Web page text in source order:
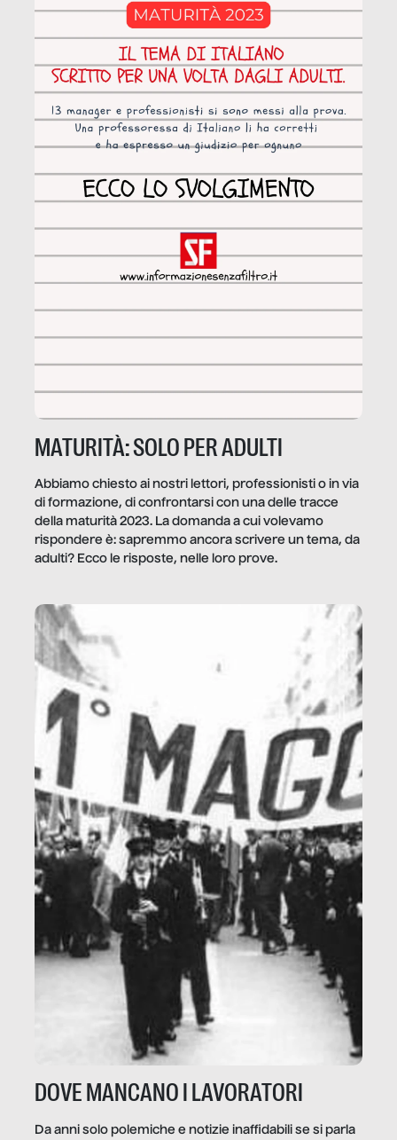
MATURITÀ: SOLO PER ADULTI
Abbiamo chiesto ai nostri lettori, professionisti o in via
di formazione, di confrontarsi con una delle tracce
della maturità 2023. La domanda a cui volevamo
rispondere è: sapremmo ancora scrivere un tema, da
adulti? Ecco le risposte, nelle loro prove.
DOVE MANCANO I LAVORATORI
Da anni solo polemiche e notizie inaffidabili se si parla